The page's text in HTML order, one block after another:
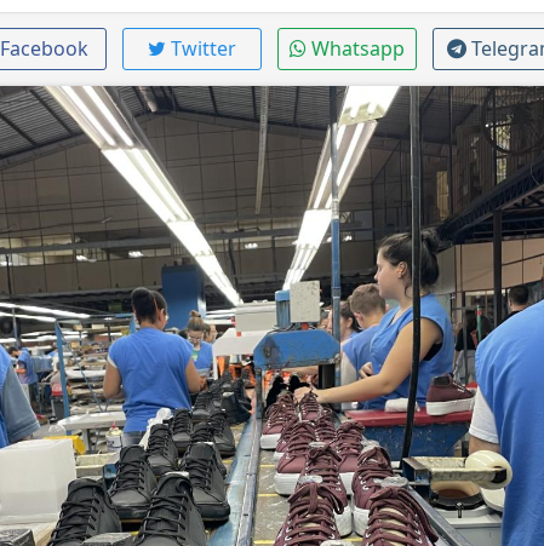
Facebook Twitter Whatsapp